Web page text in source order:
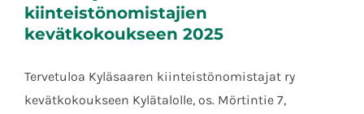
Kutsu Kyläsaaren kiinteistönomistajien
kevätkokoukseen 2025
kiinteistönomistajien
kevätkokoukseen 2025
Tervetuloa Kyläsaaren kiinteistönomistajat ry
kevätkokoukseen Kylätalolle, os. Mörtintie 7,